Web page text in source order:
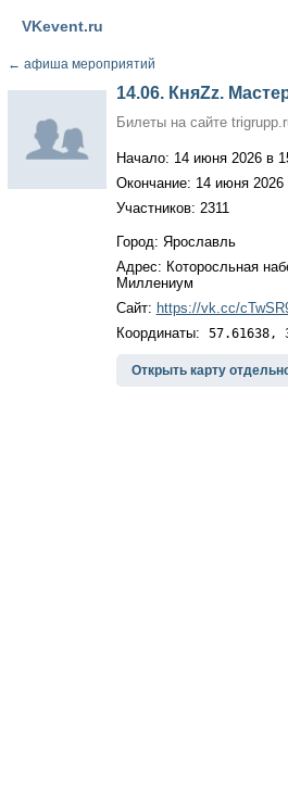
VKevent.ru
← афиша мероприятий
14.06. КняZz.
Билеты на сайте
Начало: 14 июня 2026 в
Окончание: 14 июня 2026
Участников: 2311
Город: Ярославль
Адрес: Которосльная
Миллениум
Сайт: https://vk.cc/
Координаты: 57.61638,
Открыть карту